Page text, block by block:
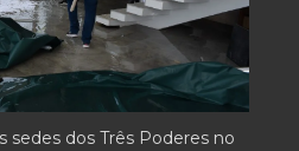
sedes dos Três Poderes no